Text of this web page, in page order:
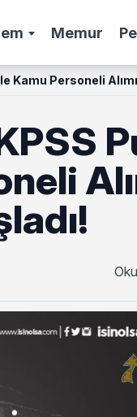
Memur
Kamu Personeli